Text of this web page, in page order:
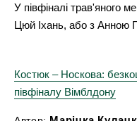
У півфіналі трав'яного
Цюй Іхань, або з Анною
Костюк – Носкова:
півфіналу Вімблдону